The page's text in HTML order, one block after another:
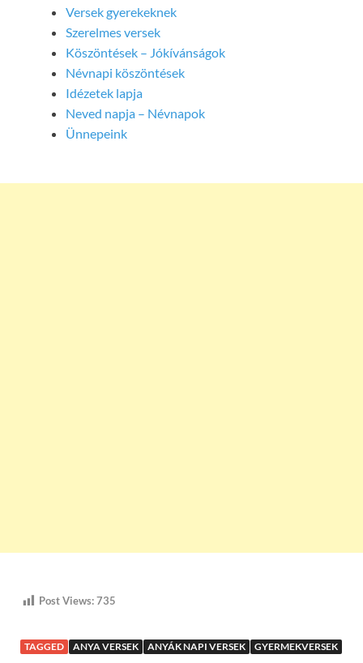
Versek gyerekeknek
Szerelmes versek
Köszöntések – Jókívánságok
Névnapi köszöntések
Idézetek lapja
Neved napja – Névnapok
Ünnepeink
Post Views:735
TAGGED ANYA VERSEK ANYÁK NAPI VERSEK GYERMEKVERSEK